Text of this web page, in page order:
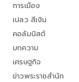
การเมือง
เปลว สีเงิน
คอลัมนิสต์
บทความ
เศรษฐกิจ
ข่าวพระราชสำนัก